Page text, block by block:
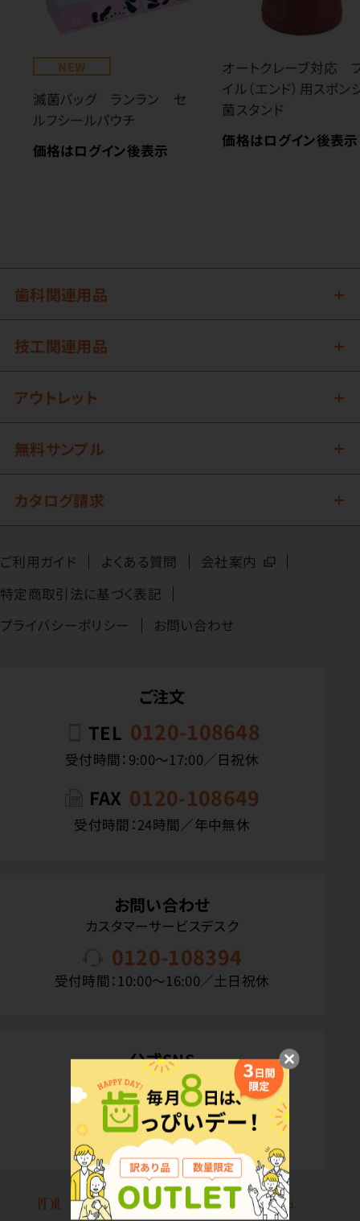
NEW
滅菌バッグ ランラン セ
ルフシールパウチ
価格はログイン後表示
オートクレーブ対応
イル（エンド）用スポン
菌スタンド
価格はログイン後表示
歯科関連用品
技工関連用品
アウトレット
無料サンプル
カタログ請求
ご利用ガイド よくある質問
会社案内
特定商取引法に基づく表記
プライバシーポリシー
お問い合わせ
ご注文
TEL 0120-108648
受付時間：9:00〜17:00／日祝休
FAX 0120-108649
受付時間：24時間／年中無休
お問い合わせ
カスタマーサービスデスク
0120-108394
受付時間：10:00〜16:00／土日祝休
公式SNS
Copyright(C) P.D.R. Co.,Ltd. All Rights Reserved.